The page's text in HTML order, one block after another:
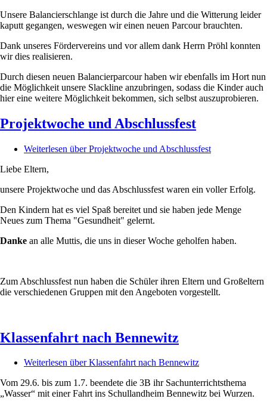
Unsere Balancierschlange ist durch die Jahre und die Witterung leider
kaputt gegangen, weswegen wir einen neuen Parcour brauchten.
Dank unseres Fördervereins und vor allem dank Herrn Pröhl konnten
wir dies realisieren.
Durch diesen neuen Balancierparcour haben wir ebenfalls im Hort nun
die Möglichkeit unsere Slackline anzubringen, sodass die Kinder auch
hier eine weitere Möglichkeit bekommen, sich selbst auszuprobieren.
Projektwoche und Abschlussfest
Weiterlesen über Projektwoche und Abschlussfest
Liebe Eltern,
unsere Projektwoche und das Abschlussfest waren ein voller Erfolg.
Den Kindern hat es viel Spaß bereitet und sie haben jede Menge
Neues zum Thema "Gesundheit" gelernt.
Danke an alle Muttis, die uns in dieser Woche geholfen haben.
Zum Abschlussfest nun haben die Schüler ihren Eltern und Großeltern
die verschiedenen Gruppen mit den Angeboten vorgestellt.
Klassenfahrt nach Bennewitz
Weiterlesen über Klassenfahrt nach Bennewitz
Vom 29.6. bis zum 1.7. beendete die 3B ihr Sachunterrichtsthema
„Wasser“ mit einer Fahrt ins Schullandheim Bennewitz bei Wurzen.